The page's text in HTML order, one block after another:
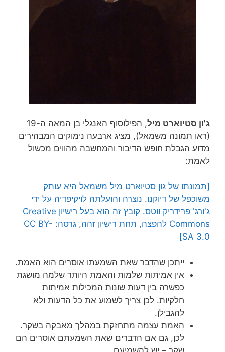
ג'ון סטיוארט מיל
, הפילוסוף האנגלי בן המאה ה-19
(ראו תמונה משמאל), מציג ארבעה נימוקים המבהירים
מדוע הגבלת חופש הדיבור והמחשבה מהווים מכשול
לאמת:
[תמונתו של גון סטיוארט מיל משמאל היא עותק
משוכפל של דיוקנו. נוצרה והועלתה לויקיפדיה על ידי
ג'ורג' פרידריק ווטס. קובץ זה הוא בעל רישיון Creative
Commons להפצה, תחת רישיון זהה, גרסה: CC BY-
SA 3.0]
ייתכן שהדבר שאת השמעתו אוסרים הוא האמת.
אין אמיתות שלמות והאמת היותר שלמה מושגת
כפשרה בין דעות שונות המכילות אמיתות
חלקיות. לכן צריך לשמוע את כל הדעות ולא
להגבילן.
האמת עצמה מתחזקת במהלך מאבקה בשקר.
לכן, גם אם הדברים שאת השמעתם אוסרים הם